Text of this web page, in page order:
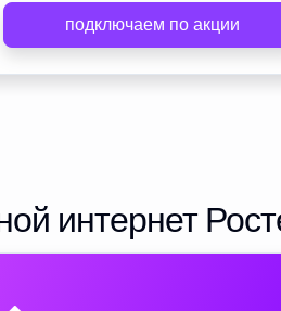
подключаем по акции
интернет